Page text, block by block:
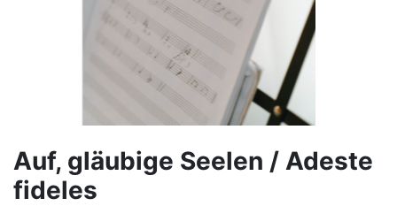
Auf, gläubige Seelen / Adeste
fideles